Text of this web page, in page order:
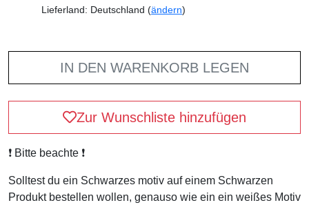
Lieferland: Deutschland (ändern)
IN DEN WARENKORB LEGEN
Zur Wunschliste hinzufügen
❗️ Bitte beachte ❗️
Solltest du ein Schwarzes motiv auf einem Schwarzen
Produkt bestellen wollen, genauso wie ein ein weißes Motiv